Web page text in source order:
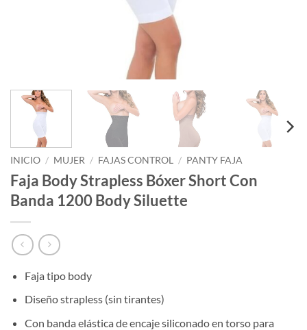
INICIO / MUJER / FAJAS CONTROL / PANTY FAJA
Faja Body Strapless Bóxer Short Con
Banda 1200 Body Siluette
Faja tipo body
Diseño strapless (sin tirantes)
Con banda elástica de encaje siliconado en torso para